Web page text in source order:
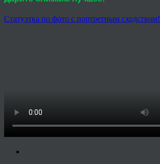
Статуэтка по фото с портретным сходством!